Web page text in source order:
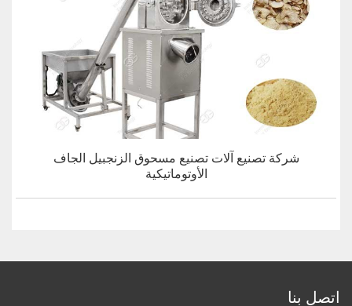
شركة تصنيع آلات تصنيع مسحوق الزنجبيل الجاف
الأوتوماتيكية
اتصل بنا